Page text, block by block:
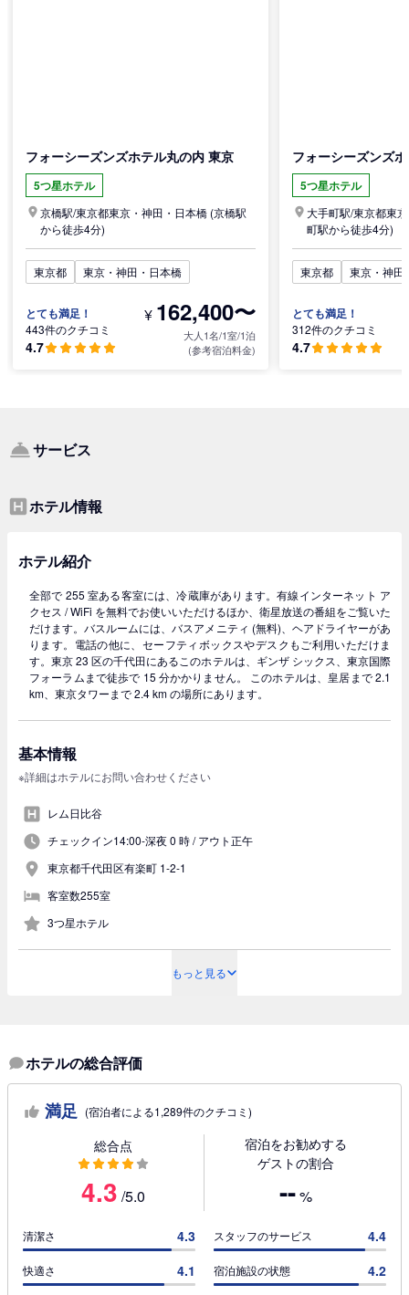
フォーシーズンズホテル丸の内 東京
5つ星ホテル
京橋駅/東京都東京・神田・日本橋 (京橋駅
から徒歩4分)
東京都 東京・神田・日本橋
とても満足！
443件のクチコミ
4.7
¥ 162,400〜
大人1名/1室/1泊
(参考宿泊料金)
フォーシーズンズ
5つ星ホテル
大手町駅/東京都東
町駅から徒歩4分)
東京都 東京・神田
とても満足！
312件のクチコミ
4.7
サービス
ホテル情報
ホテル紹介
全部で 255 室ある客室には、冷蔵庫があります。有線インターネット ア
クセス / WiFi を無料でお使いいただけるほか、衛星放送の番組をご覧いた
だけます。バスルームには、バスアメニティ (無料)、ヘアドライヤーがあ
ります。電話の他に、セーフティボックスやデスクもご利用いただけま
す。東京 23 区の千代田にあるこのホテルは、ギンザ シックス、東京国際
フォーラムまで徒歩で 15 分かかりません。 このホテルは、皇居まで 2.1
km、東京タワーまで 2.4 km の場所にあります。
基本情報
※詳細はホテルにお問い合わせください
レム日比谷
チェックイン14:00-深夜 0 時 /アウト正午
東京都千代田区有楽町 1-2-1
客室数255室
3つ星ホテル
もっと見る
ホテルの総合評価
満足 (宿泊者による1,289件のクチコミ)
総合点
4.3 /5.0
宿泊をお勧めする
ゲストの割合
--%
清潔さ 4.3 スタッフのサービス 4.4
快適さ 4.1 宿泊施設の状態 4.2